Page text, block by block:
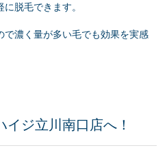
脱毛できます。
で濃く量が多い毛でも効果を実感
イジ立川南口店へ！